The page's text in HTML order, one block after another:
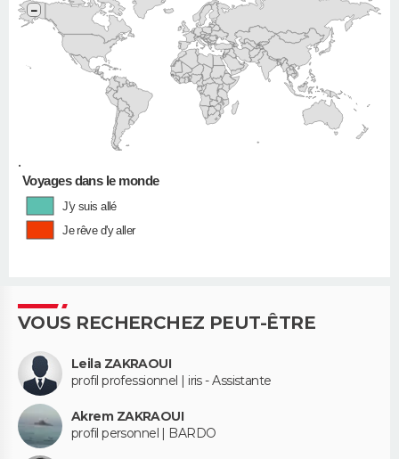
•
−
Voyages dans le monde
J'y suis allé
Je rêve d'y aller
VOUS RECHERCHEZ PEUT-ÊTRE
Leila ZAKRAOUI
profil professionnel | iris - Assistante
Akrem ZAKRAOUI
profil personnel | BARDO